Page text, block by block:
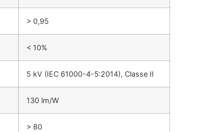
> 0,95
< 10%
5 kV (IEC 61000-4-5:2014), Classe II
130 lm/W
> 80